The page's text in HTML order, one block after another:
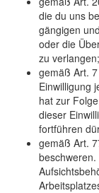
die du uns
gängigen
oder die
zu verlangen;
gemäß Art.
Einwilligung
hat zur
dieser
fortführen
gemäß Art.